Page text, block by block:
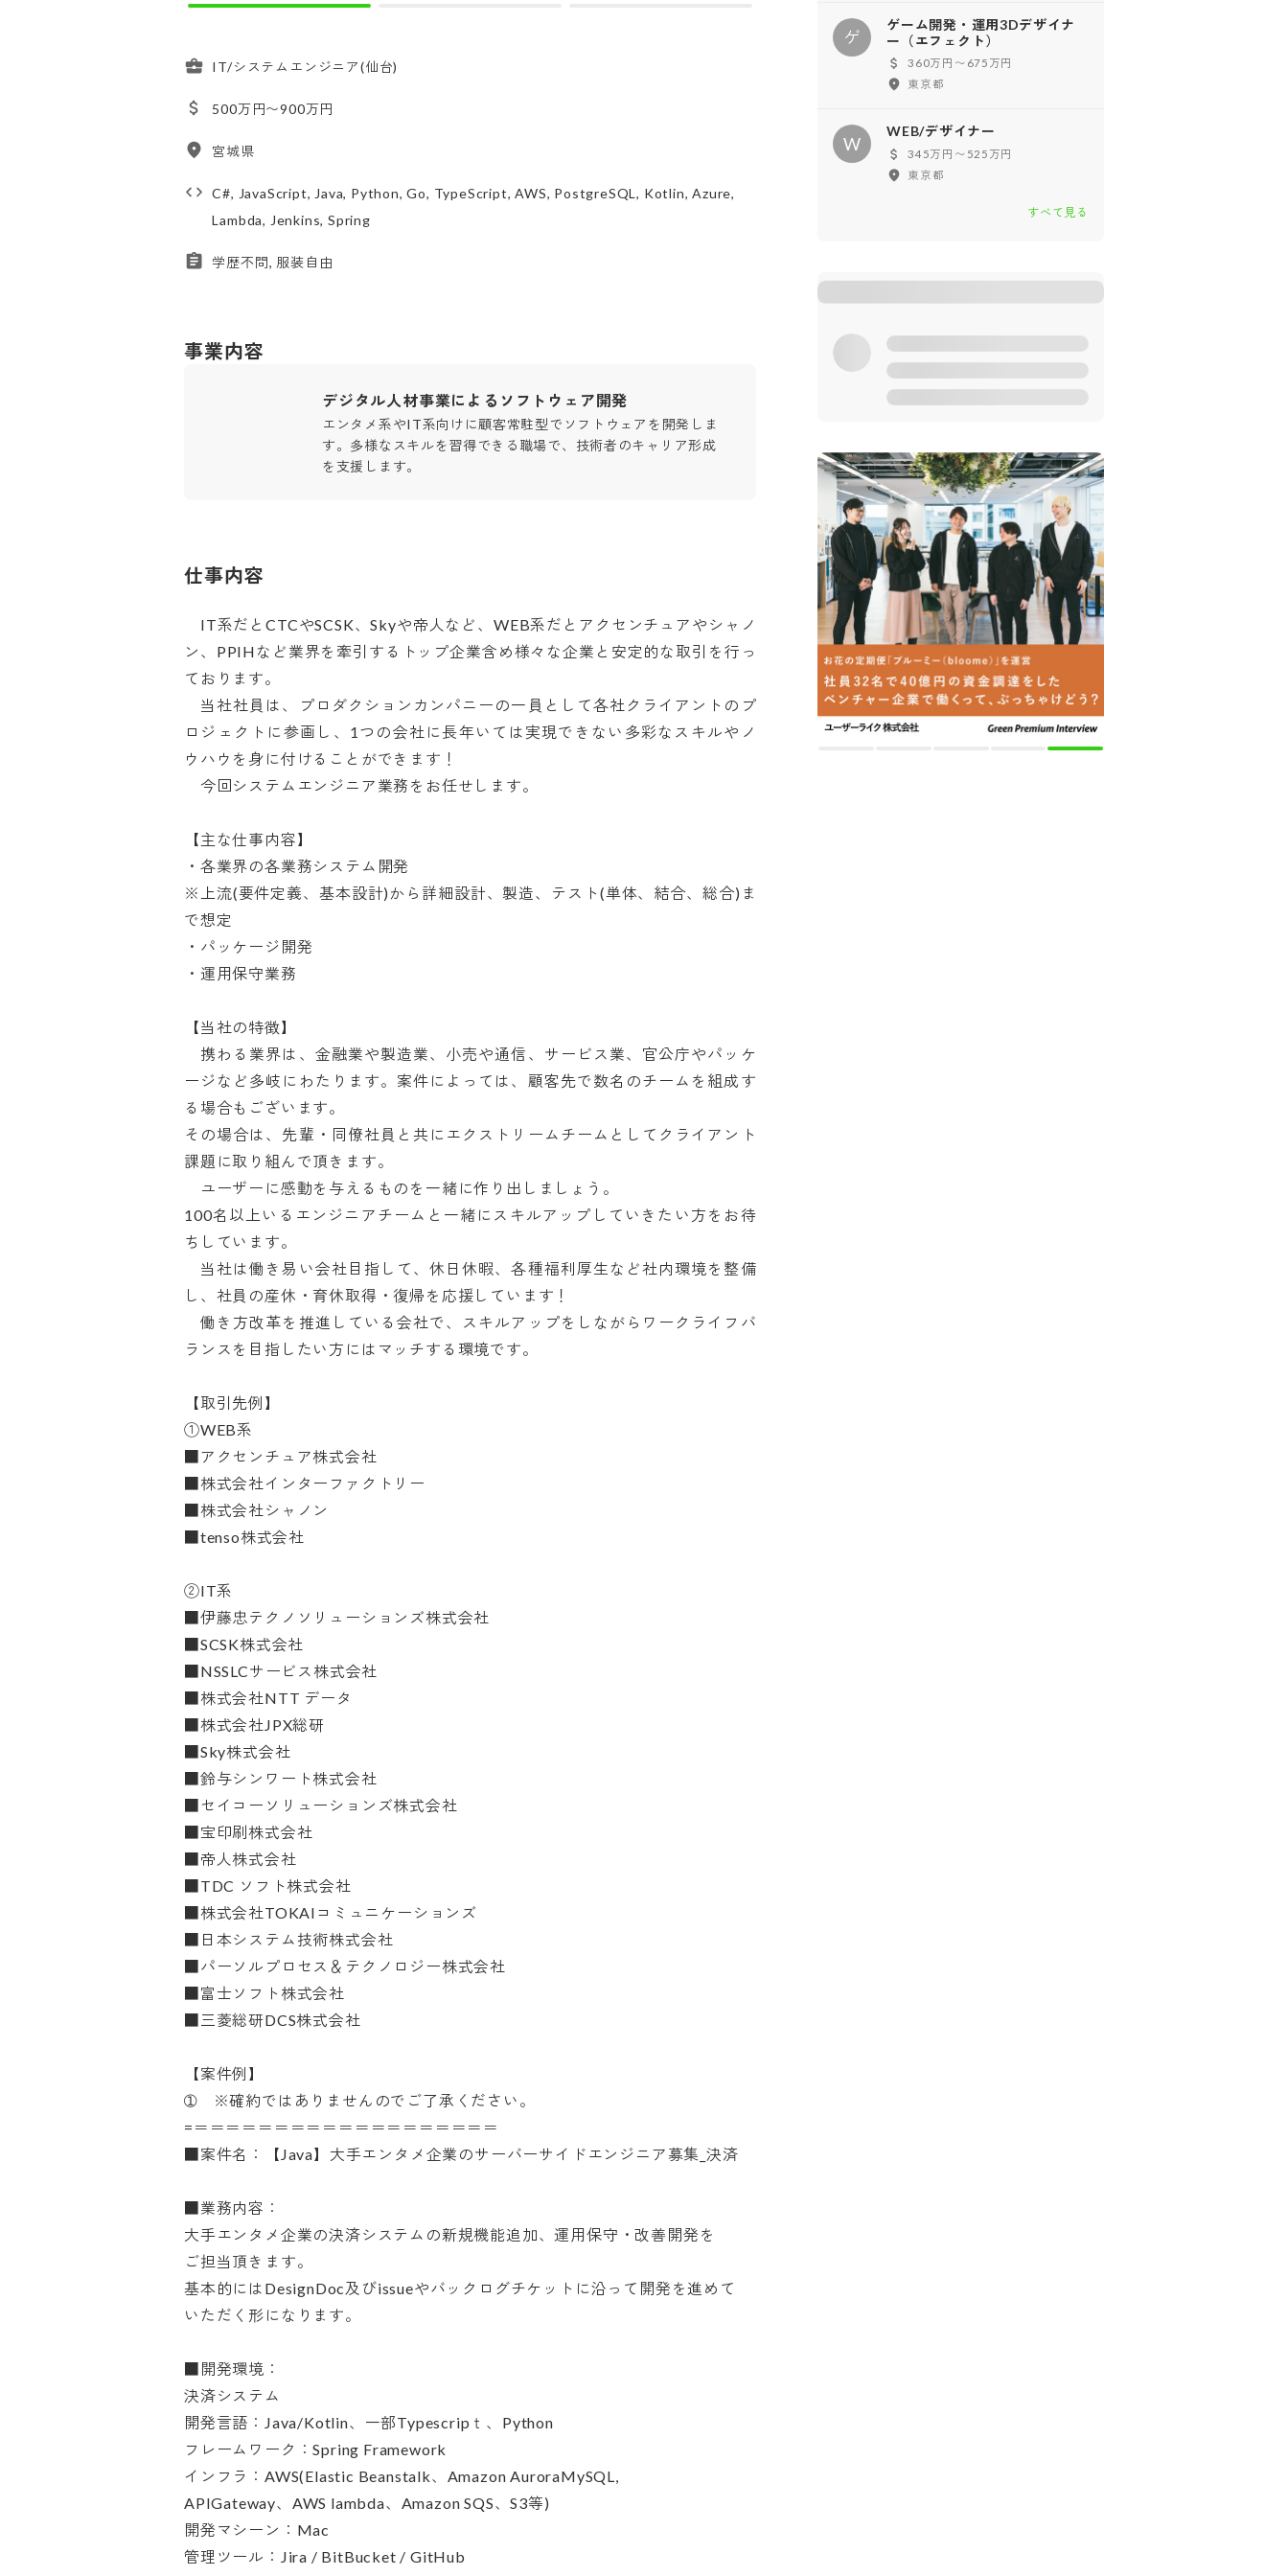
IT/システムエンジニア(仙台)
500万円〜900万円
宮城県
C#, JavaScript, Java, Python, Go, TypeScript, AWS, PostgreSQL, Kotlin, Azure,
Lambda, Jenkins, Spring
学歴不問, 服装自由
事業内容
デジタル人材事業によるソフトウェア開発
エンタメ系やIT系向けに顧客常駐型でソフトウェアを開発しま
す。多様なスキルを習得できる職場で、技術者のキャリア形成
を支援します。
仕事内容
IT系だとCTCやSCSK、Skyや帝人など、WEB系だとアクセンチュアやシャノ
ン、PPIHなど業界を牽引するトップ企業含め様々な企業と安定的な取引を行っ
ております。
当社社員は、プロダクションカンパニーの一員として各社クライアントのプ
ロジェクトに参画し、1つの会社に長年いては実現できない多彩なスキルやノ
ウハウを身に付けることができます！
今回システムエンジニア業務をお任せします。
【主な仕事内容】
・各業界の各業務システム開発
※上流(要件定義、基本設計)から詳細設計、製造、テスト(単体、結合、総合)ま
で想定
・パッケージ開発
・運用保守業務
【当社の特徴】
携わる業界は、金融業や製造業、小売や通信、サービス業、官公庁やパッケ
ージなど多岐にわたります。案件によっては、顧客先で数名のチームを組成す
る場合もございます。
その場合は、先輩・同僚社員と共にエクストリームチームとしてクライアント
課題に取り組んで頂きます。
ユーザーに感動を与えるものを一緒に作り出しましょう。
100名以上いるエンジニアチームと一緒にスキルアップしていきたい方をお待
ちしています。
当社は働き易い会社目指して、休日休暇、各種福利厚生など社内環境を整備
し、社員の産休・育休取得・復帰を応援しています！
働き方改革を推進している会社で、スキルアップをしながらワークライフバ
ランスを目指したい方にはマッチする環境です。
【取引先例】
①WEB系
■アクセンチュア株式会社
■株式会社インターファクトリー
■株式会社シャノン
■tenso株式会社
②IT系
■伊藤忠テクノソリューションズ株式会社
■SCSK株式会社
■NSSLCサービス株式会社
■株式会社NTT データ
■株式会社JPX総研
■Sky株式会社
■鈴与シンワート株式会社
■セイコーソリューションズ株式会社
■宝印刷株式会社
■帝人株式会社
■TDC ソフト株式会社
■株式会社TOKAIコミュニケーションズ
■日本システム技術株式会社
■パーソルプロセス＆テクノロジー株式会社
■富士ソフト株式会社
■三菱総研DCS株式会社
【案件例】
➀　※確約ではありませんのでご了承ください。
=＝＝＝＝＝＝＝＝＝＝＝＝＝＝＝＝＝＝＝
■案件名：【Java】大手エンタメ企業のサーバーサイドエンジニア募集_決済
■業務内容：
大手エンタメ企業の決済システムの新規機能追加、運用保守・改善開発を
ご担当頂きます。
基本的にはDesignDoc及びissueやバックログチケットに沿って開発を進めて
いただく形になります。
■開発環境：
決済システム
開発言語：Java/Kotlin、一部Typescripｔ、Python
フレームワーク：Spring Framework
インフラ：AWS(Elastic Beanstalk、Amazon AuroraMySQL,
APIGateway、AWS lambda、Amazon SQS、S3等)
開発マシーン：Mac
管理ツール：Jira / BitBucket / GitHub
ゲ
ゲーム開発・運用3Dデザイナ
ー（エフェクト）
360万円〜675万円
東京都
W
WEB/デザイナー
345万円〜525万円
東京都
すべて見る